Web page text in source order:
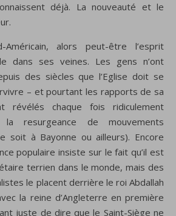
déjà. La nouveauté et le
alors peut-être l’esprit
dans ses veines. Les gens n’ont
des siècles que l’Eglise doit se
– et pourtant les rapports de sa
révélés chaque fois ridiculement
la resurgeance de mouvements
soit à Bayonne ou ailleurs). Encore
populaire insiste sur le fait qu’il est
terrien dans le monde, mais des
le placent derrière le roi Abdallah
la reine d’Angleterre en première
juste de dire que le Saint-Siège ne